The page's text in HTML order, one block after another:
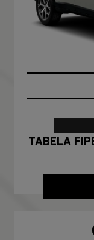
100%
TABELA FIPE NO SEU SEMINOVO +